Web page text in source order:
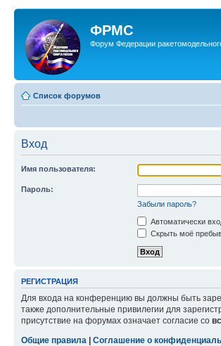
ФРМС
Форум Федерации
Список форумов
Вход
Имя пользователя:
Пароль:
Забыли пароль?
Автоматически
Скрыть моё
РЕГИСТРАЦИЯ
Для входа на конференцию вы должны быть
также дополнительные привилегии для
присутствие на форумах означает согласие со
Общие правила | Соглашение о